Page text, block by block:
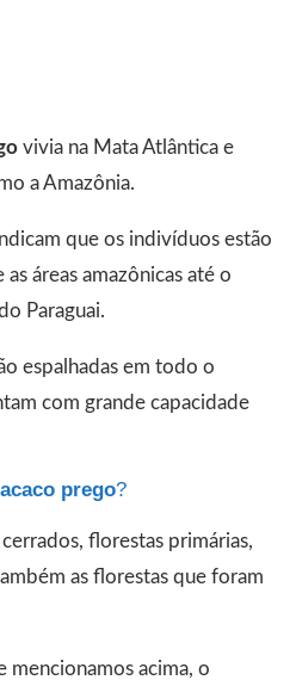
vivia na Mata Atlântica e
a Amazônia.
que os indivíduos estão
áreas amazônicas até o
Paraguai.
espalhadas em todo o
com grande capacidade
prego?
florestas primárias,
as florestas que foram
mencionamos acima, o